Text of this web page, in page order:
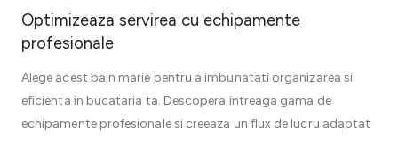
Optimizeaza servirea cu echipamente
profesionale
Alege acest bain marie pentru a imbunatati organizarea si
eficienta in bucataria ta. Descopera intreaga gama de
echipamente profesionale si creeaza un flux de lucru adaptat